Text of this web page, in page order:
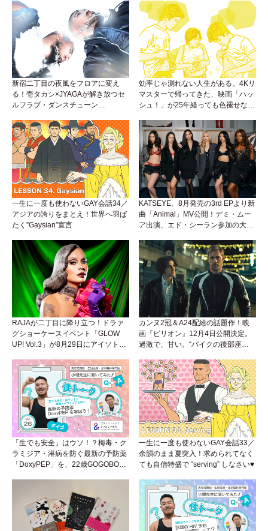
新宿二丁目の夜風をフロアに変え
る！壱タカシ×JYAGAが解き放つセ
ルフラブ・ダンスチューン
効率じゃ測れない人生がある。4Kリ
マスターで帰ってきた、映画「ハッ
シュ！」が25年経っても色褪せない
一生に一度も使わないGAY会話34／
アジアの誇りをまとえ！世界へ羽ば
たく”Gaysian”宣言
KATSEYE、8月発売の3rd EPより新
曲「Animal」MV公開！デミ・ムー
ア出演、エド・シーラン参加の大胆
RAJAが二丁目に降り立つ！ドラァ
グショーケースイベント「GLOW
UP! Vol.3」が8月29日にアイソトー
カンヌ2冠＆A24配給の話題作！映
画『ピリオン』12月4日公開決定。
過激で、甘い。“バイクの後部座
「生でも安全」はウソ！？梅毒・ク
ラミジア・淋病を防ぐ最新の予防薬
「DoxyPEP」を、22歳GOGOBOY
（Vol.26）
一生に一度も使わないGAY会話33／
余韻のまま夏突入！求められてなく
ても自信特盛で “serving” しなさい♥